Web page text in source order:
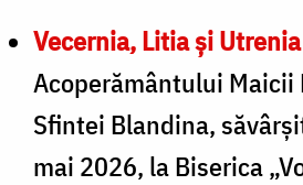
Vecernia, Litia și Utrenia
Acoperământului Maicii
Sfintei Blandina,
mai 2026, la Biserica